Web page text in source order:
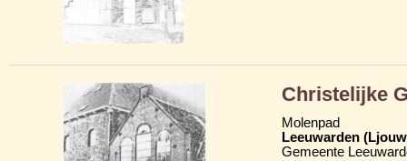
Christelijke
Molenpad
Leeuwarden
Gemeente